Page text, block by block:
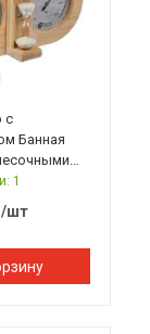
с
Банная
см
1
/шт